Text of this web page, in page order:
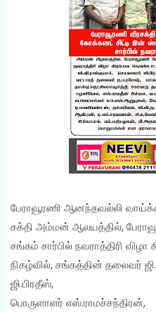
பேராவூரணி ஆனந்தவல்லி
சக்தி அம்மன் ஆலயத்தில்,
சங்கம் சார்பில் நவராத்திரி
நிகழ்வில், சங்கத்தின் தலைவர்
ஜி.பிரதீஸ்,
பொருளாளர் எஸ்.ராமச்சந்திரன்,